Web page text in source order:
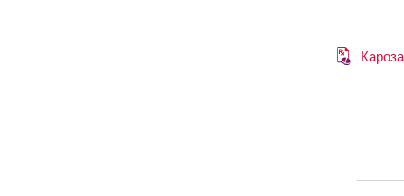
Кароза